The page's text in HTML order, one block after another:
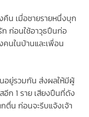
คืน เมื่อชายรายหนึ่งบุก
ก่อนใช้อาวุธปืนก่อ
นในบ้านและเพื่อน
อยู่รวมกัน ส่งผลให้มีผู้
อีก 1 ราย เสียงปืนที่ดัง
ตื่น ก่อนจะรีบแจ้งเจ้า